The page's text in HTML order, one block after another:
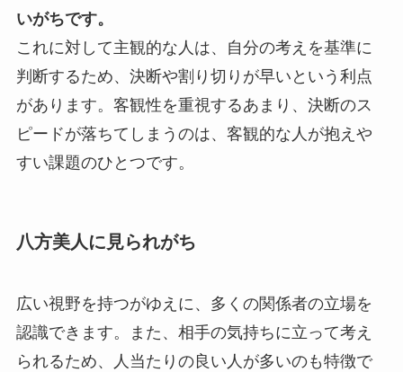
いがちです。
これに対して主観的な人は、自分の考えを基準に
判断するため、決断や割り切りが早いという利点
があります。客観性を重視するあまり、決断のス
ピードが落ちてしまうのは、客観的な人が抱えや
すい課題のひとつです。
八方美人に見られがち
広い視野を持つがゆえに、多くの関係者の立場を
認識できます。また、相手の気持ちに立って考え
られるため、人当たりの良い人が多いのも特徴で